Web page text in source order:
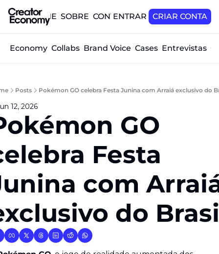
HOME SOBRE CONTATOENTRAR CRIAR CONTA
Economy Collabs Brand Voice Cases Entrevistas
Posts Pokémon GO celebra Festa Junina com Arraiá exclusivo do
12, 2026
GO
Festa
com
do